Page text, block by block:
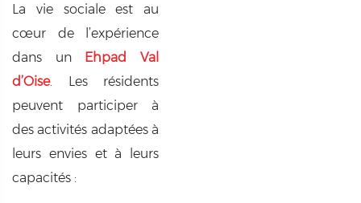
La vie sociale est au
cœur de l’expérience
dans un Ehpad Val
d’Oise. Les résidents
peuvent participer à
des activités adaptées à
leurs envies et à leurs
capacités :